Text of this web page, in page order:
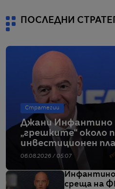
ПОСЛЕДНИ
Стратегии
Джани Инфантино
„грешките“ около
инвестиционен
06.08.2026 / 05:07
Инфантино
среща на